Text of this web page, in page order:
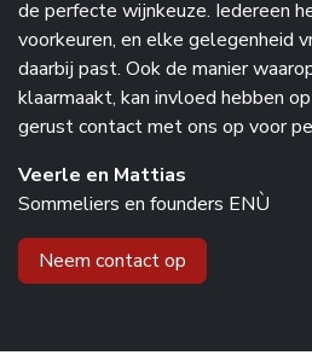
de perfecte wijnkeuze. Iedereen
voorkeuren, en elke gelegenheid
daarbij past. Ook de manier
klaarmaakt, kan invloed hebben
gerust contact met ons op voor
Veerle en Mattias
Sommeliers en founders ENÙ
Neem contact op